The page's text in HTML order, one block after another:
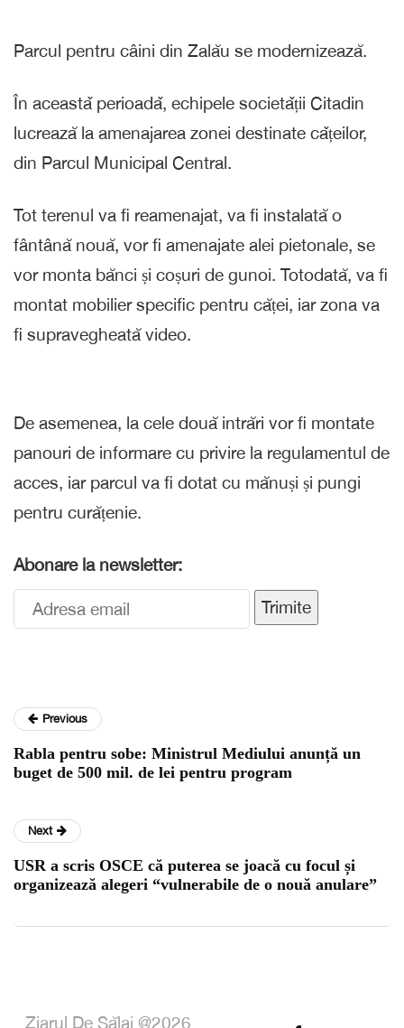
Parcul pentru câini din Zalău se modernizează.
În aceastǎ perioadǎ, echipele societǎții Citadin
lucrează la amenajarea zonei destinate cǎțeilor,
din Parcul Municipal Central.
Tot terenul va fi reamenajat, va fi instalată o
fântână nouă, vor fi amenajate alei pietonale, se
vor monta bănci și coșuri de gunoi. Totodată, va fi
montat mobilier specific pentru căței, iar zona va
fi supravegheată video.
De asemenea, la cele două intrări vor fi montate
panouri de informare cu privire la regulamentul de
acces, iar parcul va fi dotat cu mănuși și pungi
pentru curățenie.
Abonare la newsletter:
Trimite
Previous
Rabla pentru sobe: Ministrul Mediului anunță un
buget de 500 mil. de lei pentru program
Next
USR a scris OSCE că puterea se joacă cu focul și
organizează alegeri “vulnerabile de o nouă anulare”
Ziarul De Sălaj @2026